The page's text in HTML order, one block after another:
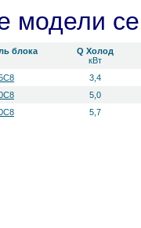
модели
блока
Q Холод
кВт
3,4
5,0
5,7